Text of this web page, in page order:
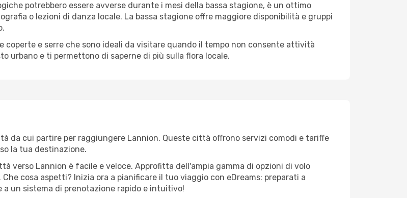
potrebbero essere avverse durante i mesi della bassa stagione, è un ottimo
o lezioni di danza locale. La bassa stagione offre maggiore disponibilità e gruppi
coperte e serre che sono ideali da visitare quando il tempo non consente attività
urbano e ti permettono di saperne di più sulla flora locale.
da cui partire per raggiungere Lannion. Queste città offrono servizi comodi e tariffe
la tua destinazione.
verso Lannion è facile e veloce. Approfitta dell'ampia gamma di opzioni di volo
cosa aspetti? Inizia ora a pianificare il tuo viaggio con eDreams: preparati a
un sistema di prenotazione rapido e intuitivo!